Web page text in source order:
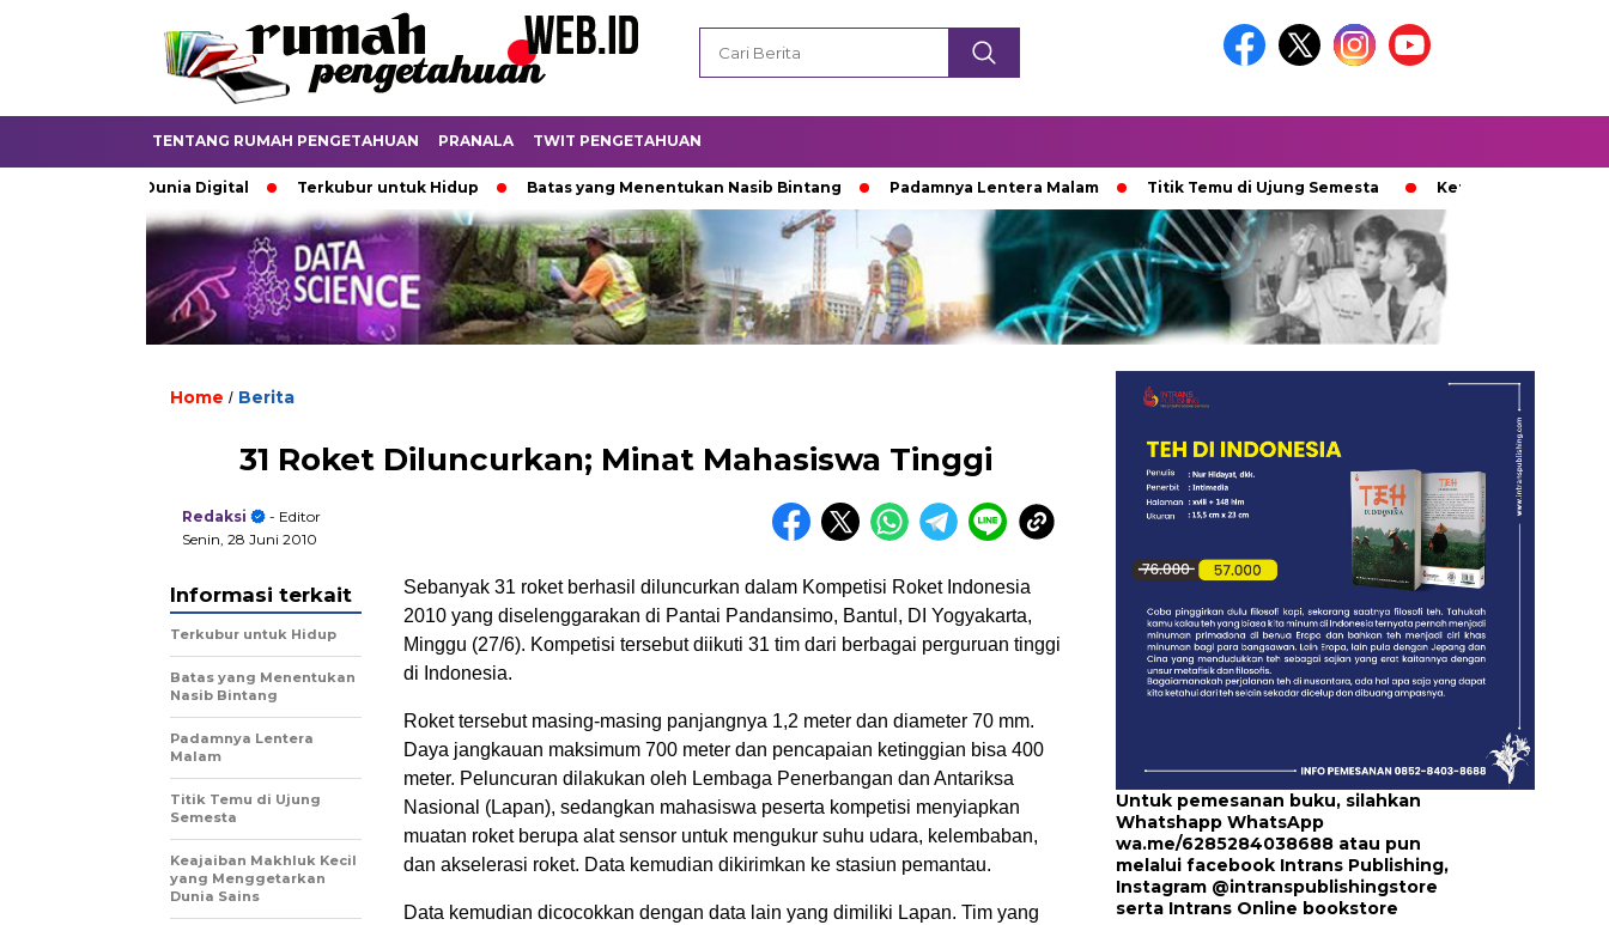
TENTANG RUMAH PENGETAHUAN PRANALA TWIT PENGETAHUAN
di Dunia Digital Terkubur untuk Hidup Batas yang Menentukan Nasib Bintang Padamnya Lentera Malam Titik Temu di Ujung Semesta Ketika Ijazah Analog
Home / Berita
31 Roket Diluncurkan; Minat Mahasiswa Tinggi
Redaksi
- Editor
Senin, 28 Juni 2010
Sebanyak 31 roket berhasil diluncurkan dalam Kompetisi Roket Indonesia
2010 yang diselenggarakan di Pantai Pandansimo, Bantul, DI Yogyakarta,
Minggu (27/6). Kompetisi tersebut diikuti 31 tim dari berbagai perguruan tinggi
di Indonesia.
Roket tersebut masing-masing panjangnya 1,2 meter dan diameter 70 mm.
Daya jangkauan maksimum 700 meter dan pencapaian ketinggian bisa 400
meter. Peluncuran dilakukan oleh Lembaga Penerbangan dan Antariksa
Nasional (Lapan), sedangkan mahasiswa peserta kompetisi menyiapkan
muatan roket berupa alat sensor untuk mengukur suhu udara, kelembaban,
dan akselerasi roket. Data kemudian dikirimkan ke stasiun pemantau.
Data kemudian dicocokkan dengan data lain yang dimiliki Lapan. Tim yang
Informasi terkait
Terkubur untuk Hidup
Batas yang Menentukan
Nasib Bintang
Padamnya Lentera
Malam
Titik Temu di Ujung
Semesta
Keajaiban Makhluk Kecil
yang Menggetarkan
Dunia Sains
Untuk pemesanan buku, silahkan
Whatshapp WhatsApp
wa.me/6285284038688 atau pun
melalui facebook Intrans Publishing,
Instagram @intranspublishingstore
serta Intrans Online bookstore